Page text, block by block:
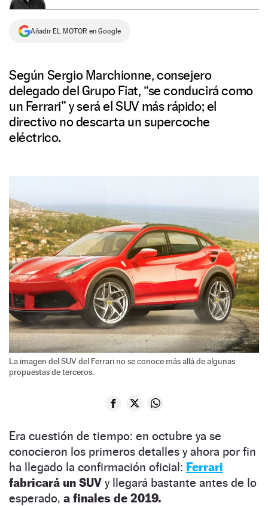
Añadir EL MOTOR en Google
Según Sergio Marchionne, consejero
delegado del Grupo Fiat, “se conducirá como
un Ferrari” y será el SUV más rápido; el
directivo no descarta un supercoche
eléctrico.
La imagen del SUV del Ferrari no se conoce más allá de algunas
propuestas de terceros.
Era cuestión de tiempo: en octubre ya se
conocieron los primeros detalles y ahora por fin
ha llegado la confirmación oficial: Ferrari
fabricará un SUV y llegará bastante antes de lo
esperado, a finales de 2019.